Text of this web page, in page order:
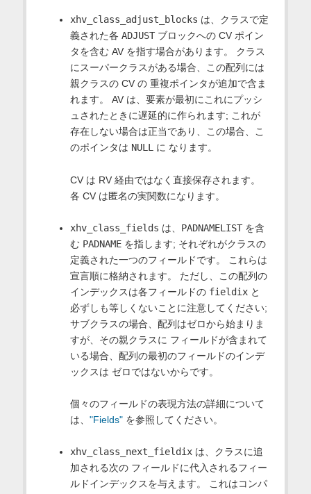
xhv_class_adjust_blocks は、クラスで定
義された各 ADJUSTブロックへの CV ポイン
タを含む AV を指す場合があります。 クラス
にスーパークラスがある場合、この配列には
親クラスの CV の 重複ポインタが追加で含ま
れます。 AV は、要素が最初にこれにプッシ
ュされたときに遅延的に作られます; これが
存在しない場合は正当であり、この場合、こ
のポインタは NULLに なります。
CV は RV 経由ではなく直接保存されます。
各 CV は匿名の実関数になります。
xhv_class_fields は、 PADNAMELISTを含
む PADNAMEを指します; それぞれがクラスの
定義された一つのフィールドです。 これらは
宣言順に格納されます。 ただし、この配列の
インデックスは各フィールドの fieldixと
必ずしも等しくないことに注意してください;
サブクラスの場合、配列はゼロから始まりま
すが、その親クラスに フィールドが含まれて
いる場合、配列の最初のフィールドのインデ
ックスは ゼロではないからです。
個々のフィールドの表現方法の詳細について
は、 "Fields"を参照してください。
xhv_class_next_fieldixは、クラスに追
加される次の フィールドに代入されるフィー
ルドインデックスを与えます。 これはコンパ